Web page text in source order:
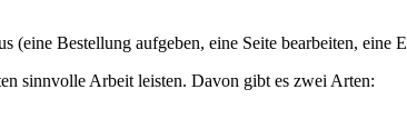
Bestellung aufgeben, eine Seite bearbeiten,
sinnvolle Arbeit leisten. Davon gibt es zwei Arten: